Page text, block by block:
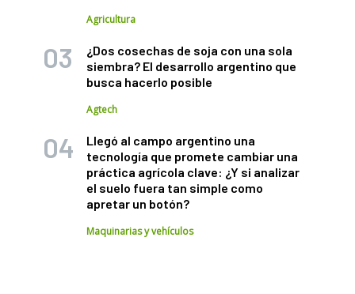
Agricultura
¿Dos cosechas de soja con una sola
siembra? El desarrollo argentino que
busca hacerlo posible
Agtech
Llegó al campo argentino una
tecnología que promete cambiar una
práctica agrícola clave: ¿Y si analizar
el suelo fuera tan simple como
apretar un botón?
Maquinarias y vehículos